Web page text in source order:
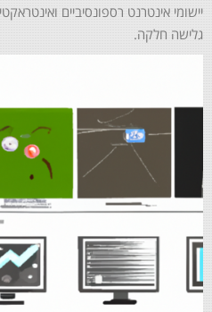
יישומי אינטרנט רספונסיביים
גלישה חלקה.